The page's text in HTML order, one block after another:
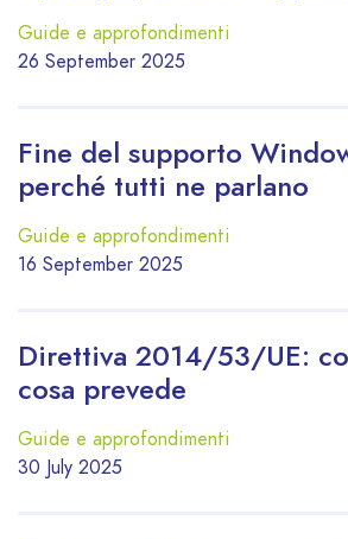
Guide e approfondimenti
26 September 2025
Fine del supporto
perché tutti ne parlano
Guide e approfondimenti
16 September 2025
Direttiva 2014/53/UE:
cosa prevede
Guide e approfondimenti
30 July 2025